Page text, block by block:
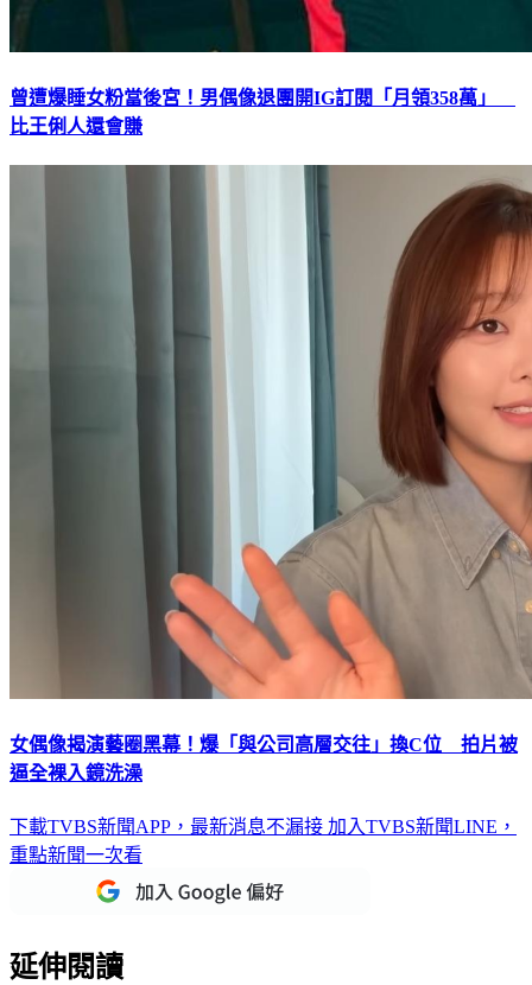
曾遭爆睡女粉當後宮！男偶像退團開IG訂閱「月領358萬」
比王俐人還會賺
女偶像揭演藝圈黑幕！爆「與公司高層交往」換C位 拍片被
逼全裸入鏡洗澡
下載TVBS新聞APP，最新消息不漏接 加入TVBS新聞LINE，
重點新聞一次看
延伸閱讀